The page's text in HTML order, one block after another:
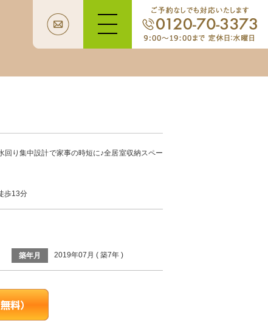
り集中設計で家事の時短に♪全居室収納スペー
歩13分
築年月 2019年07月 ( 築7年 )